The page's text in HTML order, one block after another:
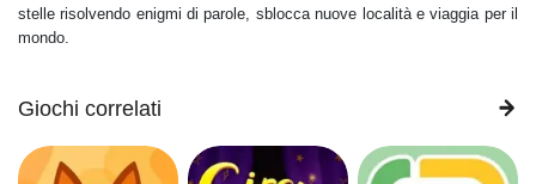
stelle risolvendo enigmi di parole, sblocca nuove località e viaggia per il
mondo.
Giochi correlati